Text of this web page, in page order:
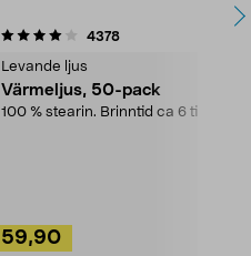
4378recensioner
Levande ljus
Värmeljus, 50-pack
100 % stearin. Brinntid ca 6 tim.
59,90
4.5av 5 stjärnor